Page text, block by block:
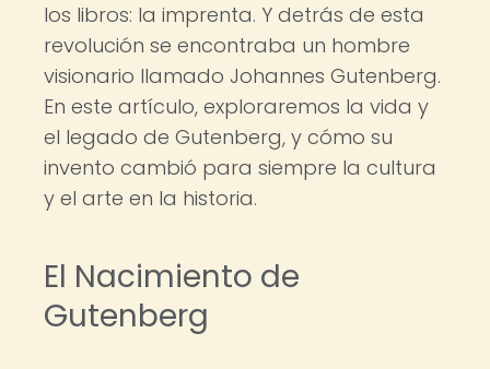
los libros: la imprenta. Y detrás de esta
revolución se encontraba un hombre
visionario llamado Johannes Gutenberg.
En este artículo, exploraremos la vida y
el legado de Gutenberg, y cómo su
invento cambió para siempre la cultura
y el arte en la historia.
El Nacimiento de
Gutenberg